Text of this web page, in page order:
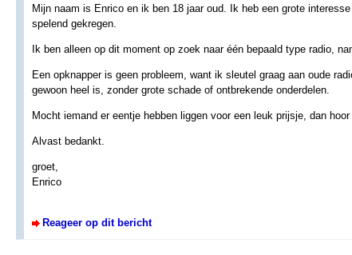
Mijn naam is Enrico en ik ben 18 jaar oud. Ik heb een grote
spelend gekregen.
Ik ben alleen op dit moment op zoek naar één bepaald type radio,
Een opknapper is geen probleem, want ik sleutel graag aan oude
gewoon heel is, zonder grote schade of ontbrekende onderdelen.
Mocht iemand er eentje hebben liggen voor een leuk prijsje, dan
Alvast bedankt.
groet,
Enrico
Reageer op dit bericht